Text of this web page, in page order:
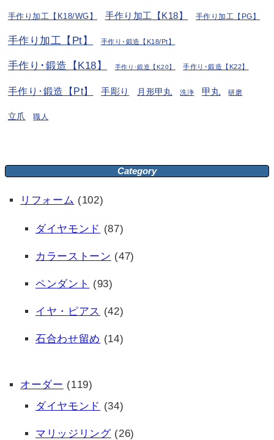
手作り加工【K18/WG】 手作り加工【K18】 手作り加工【PG】
手作り加工【Pt】 手作り･鍛造【K18/Pt】
手作り･鍛造【K18】 手作り･鍛造【K20】 手作り･鍛造【K22】
手作り･鍛造【Pt】 手彫り 月形甲丸 洗浄 甲丸 研磨
立爪 職人
Category
リフォーム (102)
ダイヤモンド (87)
カラーストーン (47)
ペンダント (93)
イヤ・ピアス (42)
石合わせ留め (14)
オーダー (119)
ダイヤモンド (34)
マリッジリング(26)